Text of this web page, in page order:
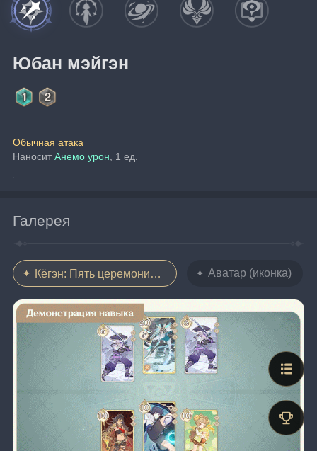
Юбан мэйгэн
Обычная атака
Наносит Анемо урон, 1 ед.
Галерея
Кёгэн: Пять церемониальных актовАватар (иконка)